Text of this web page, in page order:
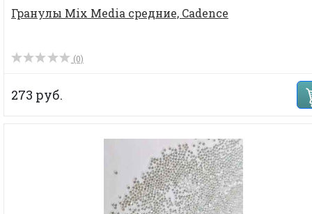
Гранулы Mix Media средние, Cadence
(0)
273 руб.